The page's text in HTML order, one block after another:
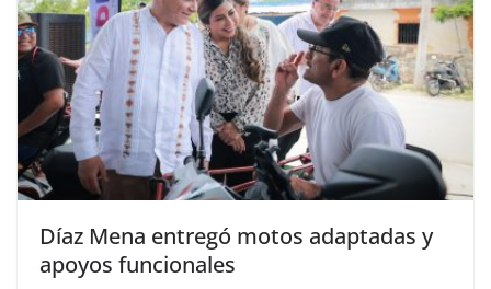
Díaz Mena entregó motos adaptadas y
apoyos funcionales